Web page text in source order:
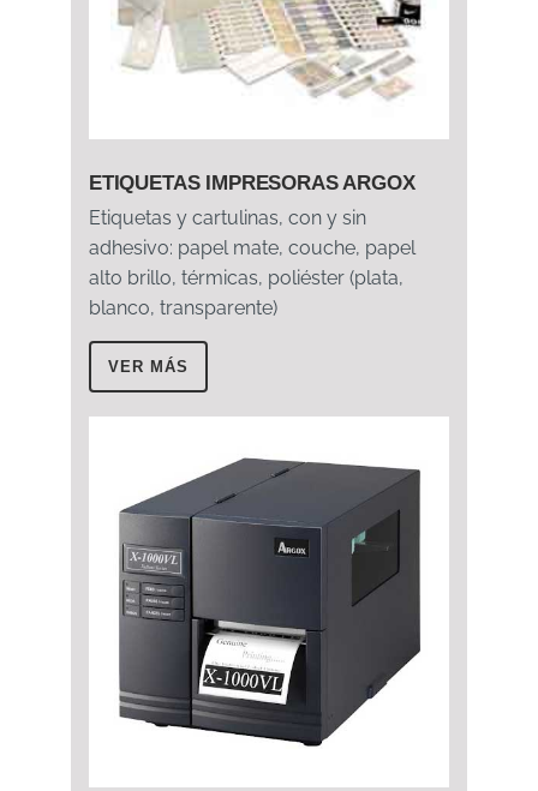
ETIQUETAS IMPRESORAS ARGOX
Etiquetas y cartulinas, con y sin
adhesivo: papel mate, couche, papel
alto brillo, térmicas, poliéster (plata,
blanco, transparente)
VER MÁS